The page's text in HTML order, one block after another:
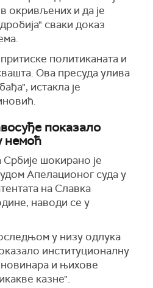
окривљених и да је
сваки доказ
политиканата и
Ова пресуда улива
истакла је
показало
немоћ
шокирано је
Апелационог суда у
на Славка
наводи се у
у низу одлука
институционалну
и њихове
казне".